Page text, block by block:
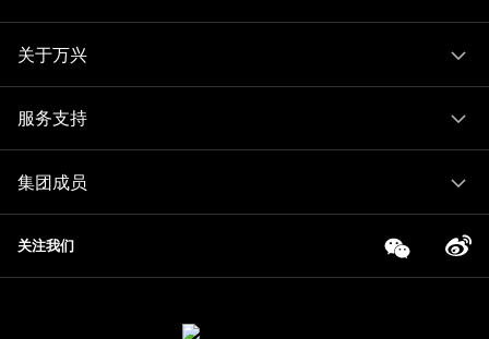
关于万兴
服务支持
集团成员
关注我们